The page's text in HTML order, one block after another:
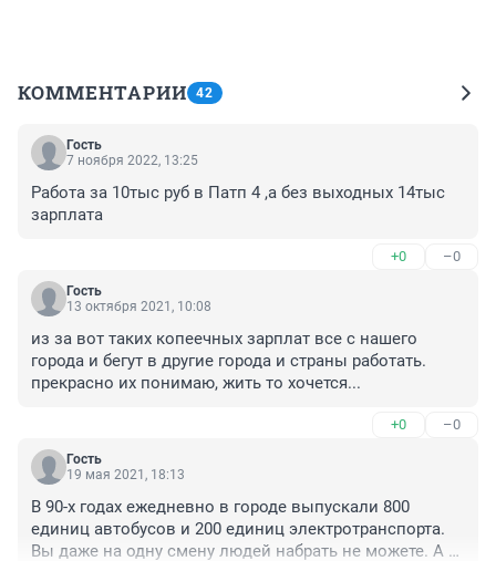
КОММЕНТАРИИ 42
Гость
7 ноября 2022, 13:25
Работа за 10тыс руб в Патп 4 ,а без выходных 14тыс
зарплата
+0 –0
Гость
13 октября 2021, 10:08
из за вот таких копеечных зарплат все с нашего
города и бегут в другие города и страны работать.
прекрасно их понимаю, жить то хочется...
+0 –0
Гость
19 мая 2021, 18:13
В 90-х годах ежедневно в городе выпускали 800
единиц автобусов и 200 единиц электротранспорта.
Вы даже на одну смену людей набрать не можете. А